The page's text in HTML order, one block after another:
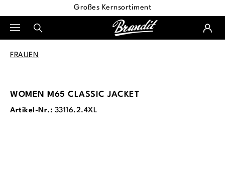
Großes Kernsortiment
FRAUEN
WOMEN M65 CLASSIC JACKET
Artikel-Nr.: 33116.2.4XL